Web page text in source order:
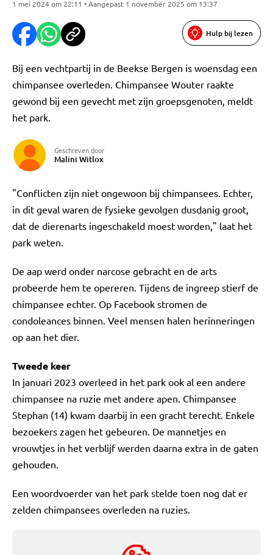
1 mei 2024 om 22:11 • Aangepast 1 november 2025 om 13:37
Hulp bij lezen
Bij een vechtpartij in de Beekse Bergen is woensdag een
chimpansee overleden. Chimpansee Wouter raakte
gewond bij een gevecht met zijn groepsgenoten, meldt
het park.
Geschreven door
Malini Witlox
"Conflicten zijn niet ongewoon bij chimpansees. Echter,
in dit geval waren de fysieke gevolgen dusdanig groot,
dat de dierenarts ingeschakeld moest worden," laat het
park weten.
De aap werd onder narcose gebracht en de arts
probeerde hem te opereren. Tijdens de ingreep stierf de
chimpansee echter. Op Facebook stromen de
condoleances binnen. Veel mensen halen herinneringen
op aan het dier.
Tweede keer
In januari 2023 overleed in het park ook al een andere
chimpansee na ruzie met andere apen. Chimpansee
Stephan (14) kwam daarbij in een gracht terecht. Enkele
bezoekers zagen het gebeuren. De mannetjes en
vrouwtjes in het verblijf werden daarna extra in de gaten
gehouden.
Een woordvoerder van het park stelde toen nog dat er
zelden chimpansees overleden na ruzies.